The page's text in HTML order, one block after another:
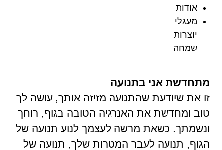
אודות
מעגלי
יוצרות
שמחה
מתחדשת אני בתנועה
זו את שיודעת שהתנועה מזיזה אותך, עושה לך
טוב ומחדשת את האנרגיה הטובה בגוף, רוחך
ונשמתך. כשאת מרשה לעצמך לנוע תנועה של
הגוף, תנועה לעבר המטרות שלך, תנועה של